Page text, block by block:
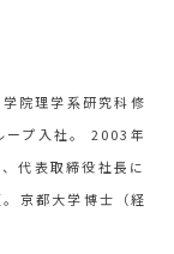
院理学系研究科修
ープ入社。 2003年
代表取締役社長に
京都大学博士（経